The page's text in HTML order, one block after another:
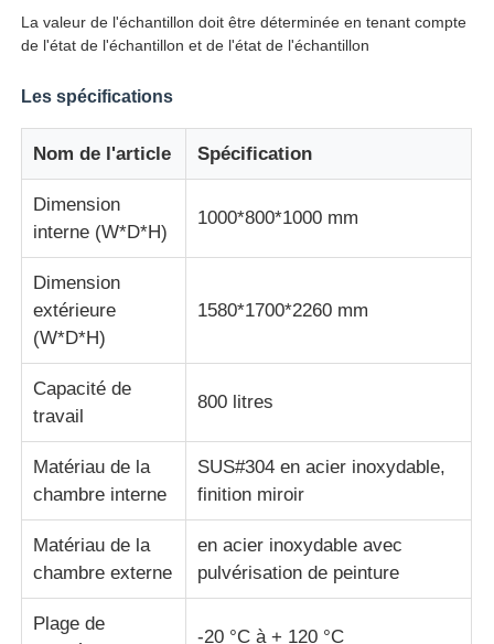
Équipement d'essai des matériaux de construction
machine d'essai de tissu
Contrôleur de la température et d'humidité
appareil de contrôle de dureté
La valeur de l'échantillon doit être déterminée en tenant compte
de l'état de l'échantillon et de l'état de l'échantillon
Les spécifications
Nom de l'article Spécification
Dimension
interne (W*D*H)
1000*800*1000 mm
Dimension
extérieure
(W*D*H)
1580*1700*2260 mm
Capacité de
travail
800 litres
Matériau de la
chambre interne
SUS#304 en acier inoxydable,
finition miroir
Matériau de la
chambre externe
en acier inoxydable avec
pulvérisation de peinture
Plage de
-20 °C à + 120 °C